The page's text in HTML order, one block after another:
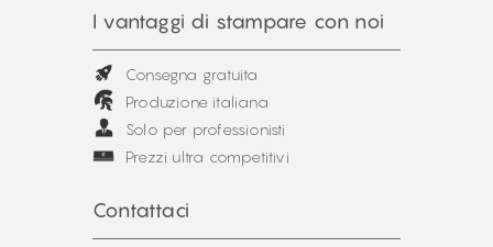
I vantaggi di stampare con noi
Consegna gratuita
Produzione italiana
Solo per professionisti
Prezzi ultra competitivi
Contattaci